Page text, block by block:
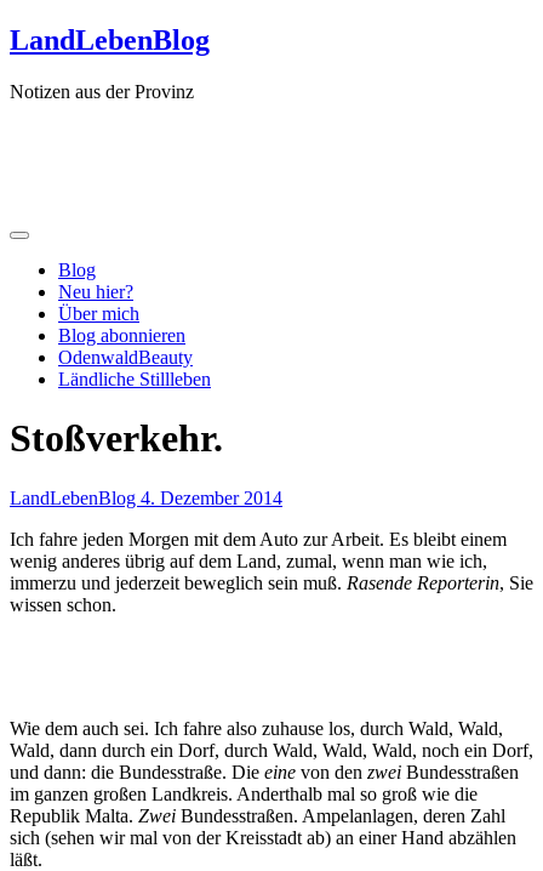
Zum
Inhalt
LandLebenBlog
Notizen aus der Provinz
Blog
Neu hier?
Über mich
Blog abonnieren
OdenwaldBeauty
Ländliche Stillleben
Stoßverkehr.
LandLebenBlog 4. Dezember 2014
Ich fahre jeden Morgen mit dem Auto zur Arbeit. Es bleibt einem
wenig anderes übrig auf dem Land, zumal, wenn man wie ich,
immerzu und jederzeit beweglich sein muß. Rasende Reporterin, Sie
wissen schon.
Wie dem auch sei. Ich fahre also zuhause los, durch Wald, Wald,
Wald, dann durch ein Dorf, durch Wald, Wald, Wald, noch ein Dorf,
und dann: die Bundesstraße. Die eine von den zwei Bundesstraßen
im ganzen großen Landkreis. Anderthalb mal so groß wie die
Republik Malta. Zwei Bundesstraßen. Ampelanlagen, deren Zahl
sich (sehen wir mal von der Kreisstadt ab) an einer Hand abzählen
läßt.